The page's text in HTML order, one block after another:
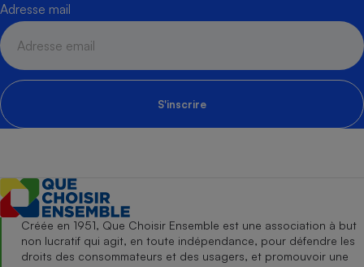
Adresse mail
S'inscrire
Créée en 1951, Que Choisir Ensemble est une association à but
non lucratif qui agit, en toute indépendance, pour défendre les
droits des consommateurs et des usagers, et promouvoir une